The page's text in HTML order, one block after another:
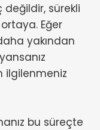
sürekli
Eğer
yakından
ilgilenmeniz
bu süreçte